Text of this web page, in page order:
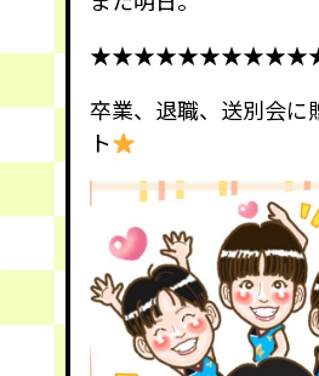
卒業、退職、送別会に
ト